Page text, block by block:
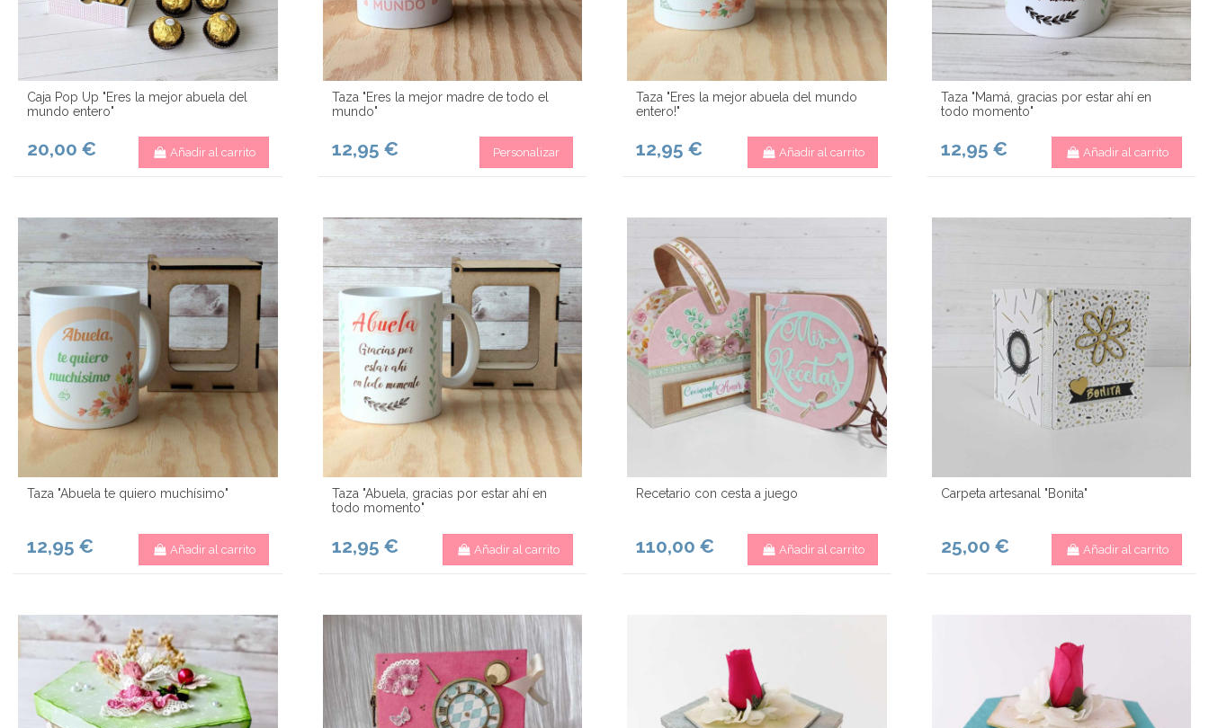
Caja Pop Up "Eres la mejor abuela del
mundo entero"
20,00 € Añadir al carrito
Taza "Eres la mejor madre de todo el
mundo"
12,95 € Personalizar
Taza "Eres la mejor abuela del mundo
entero!"
12,95 € Añadir al carrito
Taza "Mamá, gracias por estar ahí en
todo momento"
12,95 € Añadir al carrito
Taza "Abuela te quiero muchísimo"
12,95 € Añadir al carrito
Taza "Abuela, gracias por estar ahí en
todo momento"
12,95 € Añadir al carrito
Recetario con cesta a juego
110,00 € Añadir al carrito
Carpeta artesanal "Bonita"
25,00 € Añadir al carrito